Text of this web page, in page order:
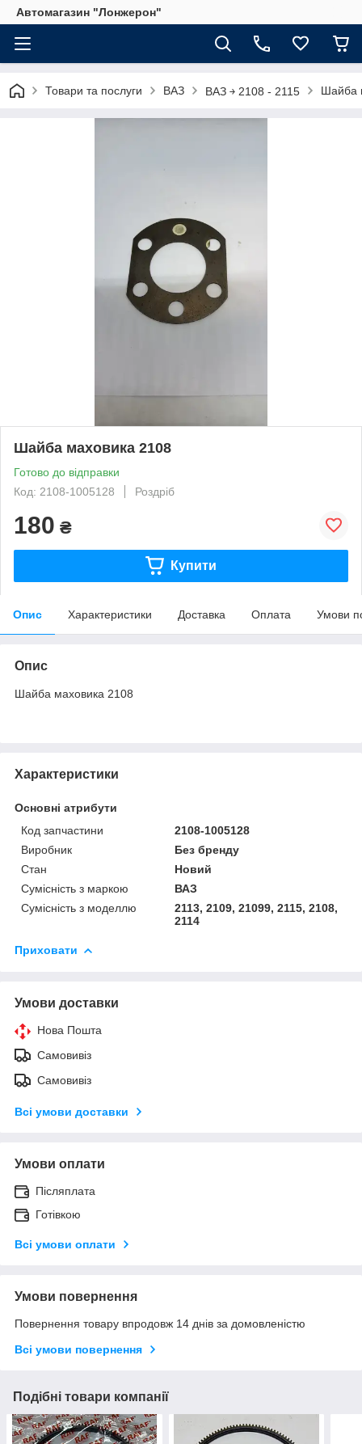
Автомагазин "Лонжерон"
Товари та послуги ВАЗ ВАЗ ￫ 2108 - 2115 Шайба
Шайба маховика 2108
Готово до відправки
Код: 2108-1005128
Роздріб
180 ₴
Купити
Опис Характеристики Доставка Оплата Умови
Опис
Шайба маховика 2108
Характеристики
Основні атрибути
Код запчастини
2108-1005128
Виробник
Без бренду
Стан
Новий
Сумісність з маркою
ВАЗ
Сумісність з моделлю
2113, 2109, 21099, 2115, 2108,
2114
Приховати
Умови доставки
Нова Пошта
Самовивіз
Самовивіз
Всі умови доставки
Умови оплати
Післяплата
Готівкою
Всі умови оплати
Умови повернення
Повернення товару впродовж 14 днів за домовленістю
Всі умови повернення
Подібні товари компанії